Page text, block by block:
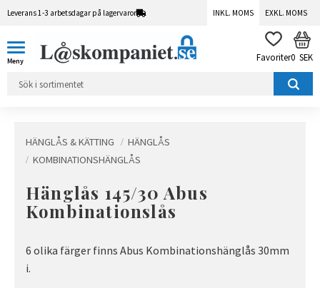
Leverans 1-3 arbetsdagar på lagervaror INKL. MOMS EXKL. MOMS
FAVORITER
0 SEK
HÄNGLÅS & KÄTTING
HÄNGLÅS
KOMBINATIONSHÄNGLÅS
Hänglås 145/30 Abus
Kombinationslås
6 olika färger finns Abus Kombinationshänglås 30mm
i.